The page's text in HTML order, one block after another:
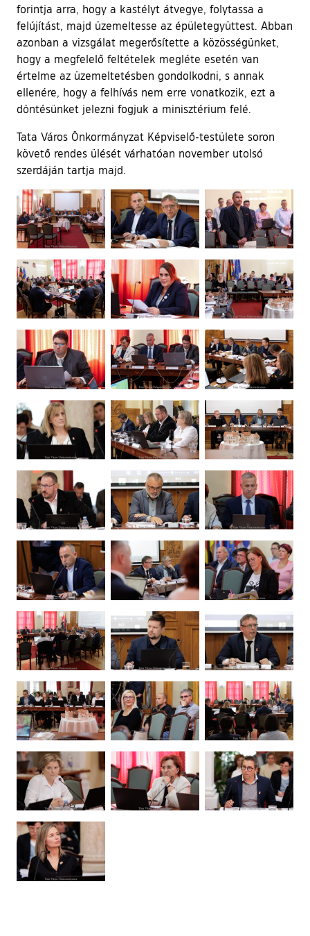
forintja arra, hogy a kastélyt átvegye, folytassa a
felújítást, majd üzemeltesse az épületegyüttest. Abban
azonban a vizsgálat megerősítette a közösségünket,
hogy a megfelelő feltételek megléte esetén van
értelme az üzemeltetésben gondolkodni, s annak
ellenére, hogy a felhívás nem erre vonatkozik, ezt a
döntésünket jelezni fogjuk a minisztérium felé.
Tata Város Önkormányzat Képviselő-testülete soron
követő rendes ülését várhatóan november utolsó
szerdáján tartja majd.
Ugrás a galéria utánra